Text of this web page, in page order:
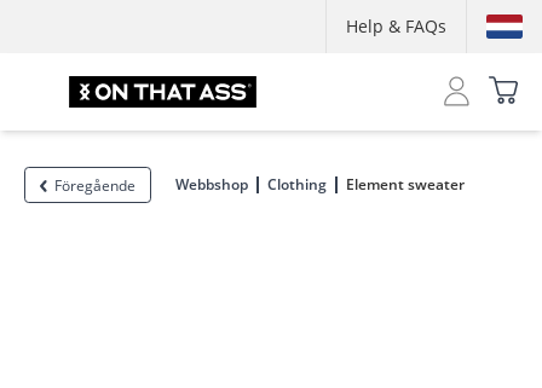
Help & FAQs
Föregående Webbshop Clothing Element sweater